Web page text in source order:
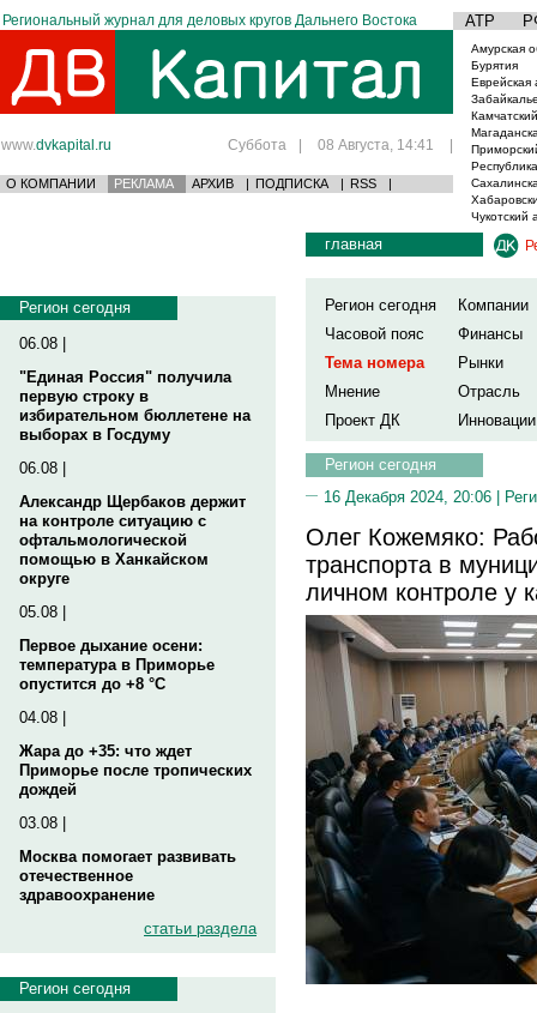
Региональный журнал для деловых кругов Дальнего Востока АТР
www.dvkapital.ru Суббота | 08 Августа, 14:41 |
О КОМПАНИИ РЕКЛАМА АРХИВ | ПОДПИСКА | RSS |
Амурская
Бурятия
Еврейская
Чукотский
Регион сегодня
06.08 |
"Единая Россия" получила
первую строку в
избирательном бюллетене на
выборах в Госдуму
06.08 |
Александр Щербаков держит
на контроле ситуацию с
офтальмологической
помощью в Ханкайском
округе
05.08 |
Первое дыхание осени:
температура в Приморье
опустится до +8 °C
04.08 |
Жара до +35: что ждет
Приморье после тропических
дождей
03.08 |
Москва помогает развивать
отечественное
здравоохранение
статьи раздела
Регион сегодня
главная
Регион сегодня
Компании
Часовой пояс
Финансы
Тема номера
Рынки
Мнение
Отрасль
Проект ДК
Инновации
Регион сегодня
16 Декабря 2024, 20:06 |
Олег Кожемяко:
транспорта в
личном контроле у